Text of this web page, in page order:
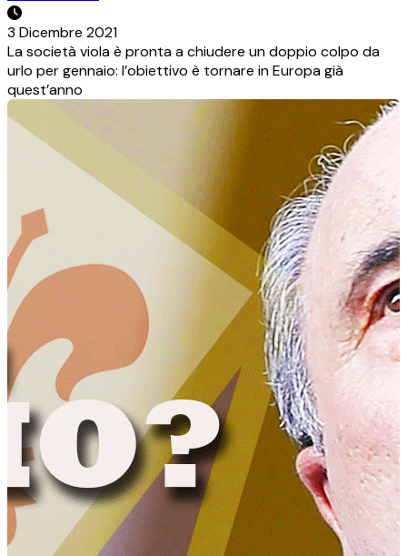
3 Dicembre 2021
La società viola è pronta a chiudere un doppio colpo da
urlo per gennaio: l’obiettivo è tornare in Europa già
quest’anno